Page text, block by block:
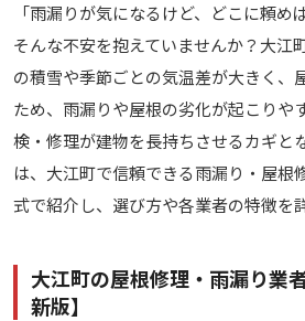
「雨漏りが気になるけど、どこに頼め
そんな不安を抱えていませんか？大江
の積雪や季節ごとの気温差が大きく、
ため、雨漏りや屋根の劣化が起こりや
検・修理が建物を長持ちさせるカギと
は、大江町で信頼できる雨漏り・屋根
式で紹介し、選び方や各業者の特徴を
大江町の屋根修理・雨漏り業
新版】